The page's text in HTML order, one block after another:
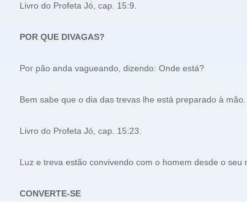
Livro do Profeta Jó, cap. 15:9.
POR QUE DIVAGAS?
Por pão anda vagueando, dizendo: Onde está?
Bem sabe que o dia das trevas lhe está preparado à mão.
Livro do Profeta Jó, cap. 15:23.
Luz e treva estão convivendo com o homem desde o
CONVERTE-SE